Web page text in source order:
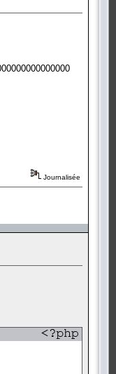
Journalisée